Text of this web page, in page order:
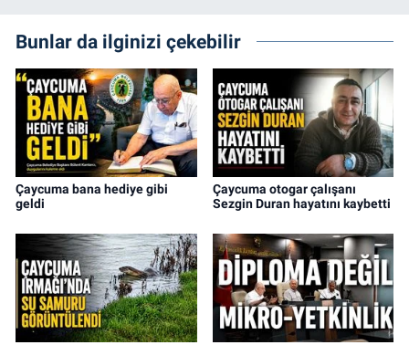
Bunlar da ilginizi çekebilir
Çaycuma bana hediye gibi
geldi
Çaycuma otogar çalışanı
Sezgin Duran hayatını kaybetti